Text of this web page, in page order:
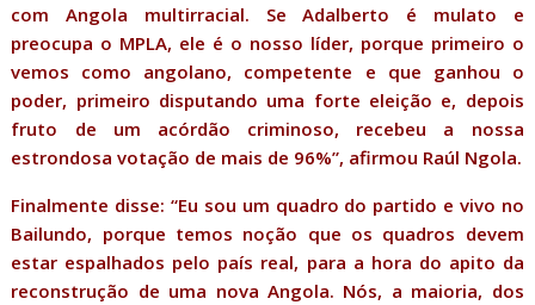
com Angola multirracial. Se Adalberto é mulato e
preocupa o MPLA, ele é o nosso líder, porque primeiro o
vemos como angolano, competente e que ganhou o
poder, primeiro disputando uma forte eleição e, depois
fruto de um acórdão criminoso, recebeu a nossa
estrondosa votação de mais de 96%”, afirmou Raúl Ngola.
Finalmente disse: “Eu sou um quadro do partido e vivo no
Bailundo, porque temos noção que os quadros devem
estar espalhados pelo país real, para a hora do apito da
reconstrução de uma nova Angola. Nós, a maioria, dos